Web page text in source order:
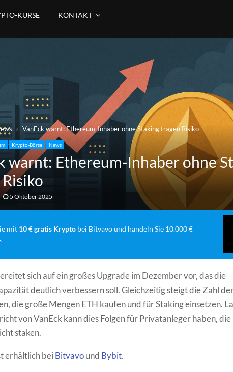
KURSE KONTAKT
VanEck warnt: Ethereum-Inhaber ohne Staking tragen Risiko
Krypto-Börse News
warnt: Ethereum-Inhaber ohne
5 Oktober 2025
mit 10 € gratis Krypto bei Bitvavo und handeln Sie 10.000 €
sich auf ein großes Upgrade im Dezember vor, das die
deutlich verbessern soll. Gleichzeitig steigt die Zahl
die große Mengen ETH kaufen und für Staking einsetzen.
von VanEck kann dies Folgen für Privatanleger haben,
staken.
erhältlich bei Bitvavound Bybit.